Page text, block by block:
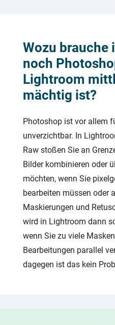
Wozu brauche
noch
Lightroom
mächtig ist?
Photoshop ist vor allem
unverzichtbar. In
Raw stoßen Sie an
Bilder kombinieren oder
möchten, wenn Sie
bearbeiten müssen oder
Maskierungen und
wird in Lightroom dann
wenn Sie zu viele
Bearbeitungen parallel
dagegen ist das kein